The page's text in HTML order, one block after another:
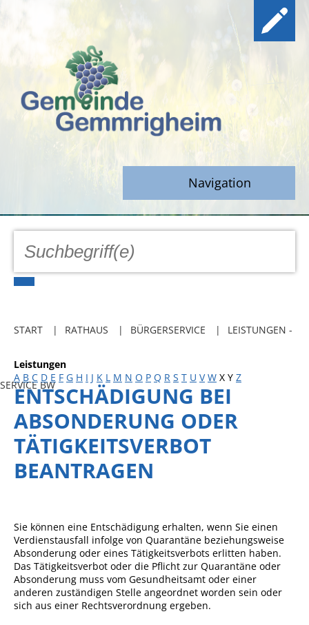
Navigation
GEMEINDE
Freibadkarten
Social Media
Parkraumkonzept
Ladeinfrastruktur
Einrichtungen
Kindertageseinrichtungen
Grundschule
Mensa
Musikschule
Gemeindebücherei
START RATHAUS BÜRGERSERVICE LEISTUNGEN -
SERVICE BW
Leistungen
A B C D E F G H I J K L M N O P Q R S T U V W X Y Z
ENTSCHÄDIGUNG BEI
ABSONDERUNG ODER
TÄTIGKEITSVERBOT
BEANTRAGEN
Sie können eine Entschädigung erhalten, wenn Sie einen
Verdienstausfall infolge von Quarantäne beziehungsweise
Absonderung oder eines Tätigkeitsverbots erlitten haben.
Das Tätigkeitsverbot oder die Pflicht zur Quarantäne oder
Absonderung muss vom Gesundheitsamt oder einer
anderen zuständigen Stelle angeordnet worden sein oder
sich aus einer Rechtsverordnung ergeben.